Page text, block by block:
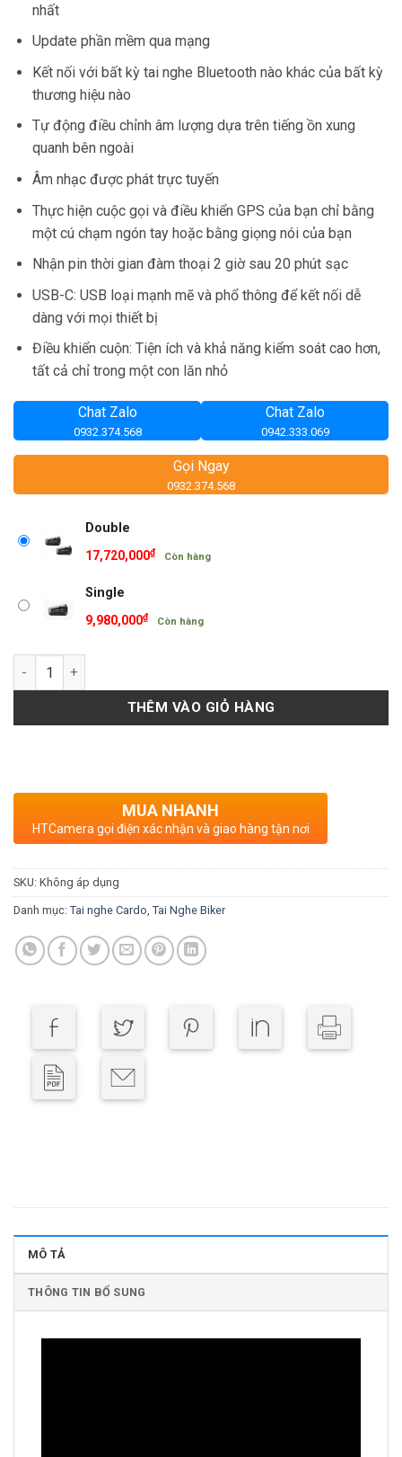
nhất
Update phần mềm qua mạng
Kết nối với bất kỳ tai nghe Bluetooth nào khác của bất kỳ
thương hiệu nào
Tự động điều chỉnh âm lượng dựa trên tiếng ồn xung
quanh bên ngoài
Âm nhạc được phát trực tuyến
Thực hiện cuộc gọi và điều khiển GPS của bạn chỉ bằng
một cú chạm ngón tay hoặc bằng giọng nói của bạn
Nhận pin thời gian đàm thoại 2 giờ sau 20 phút sạc
USB-C: USB loại mạnh mẽ và phổ thông để kết nối dễ
dàng với mọi thiết bị
Điều khiển cuộn: Tiện ích và khả năng kiểm soát cao hơn,
tất cả chỉ trong một con lăn nhỏ
Chat Zalo
0932.374.568
Chat Zalo
0942.333.069
Gọi Ngay
0932.374.568
Double
17,720,000₫ Còn hàng
Single
9,980,000₫ Còn hàng
Số lượng
THÊM VÀO GIỎ HÀNG
MUA NHANH
HTCamera gọi điện xác nhận và giao hàng tận nơi
SKU: Không áp dụng
Danh mục: Tai nghe Cardo Tai Nghe Biker
MÔ TẢ
THÔNG TIN BỔ SUNG